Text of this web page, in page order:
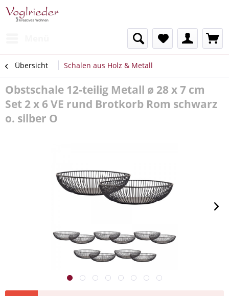
Übersicht Schalen aus Holz & Metall
Obstschale 12-teilig Metall ø 28 x 7 cm
Set 2 x 6 VE rund Brotkorb Rom schwarz
o. silber O